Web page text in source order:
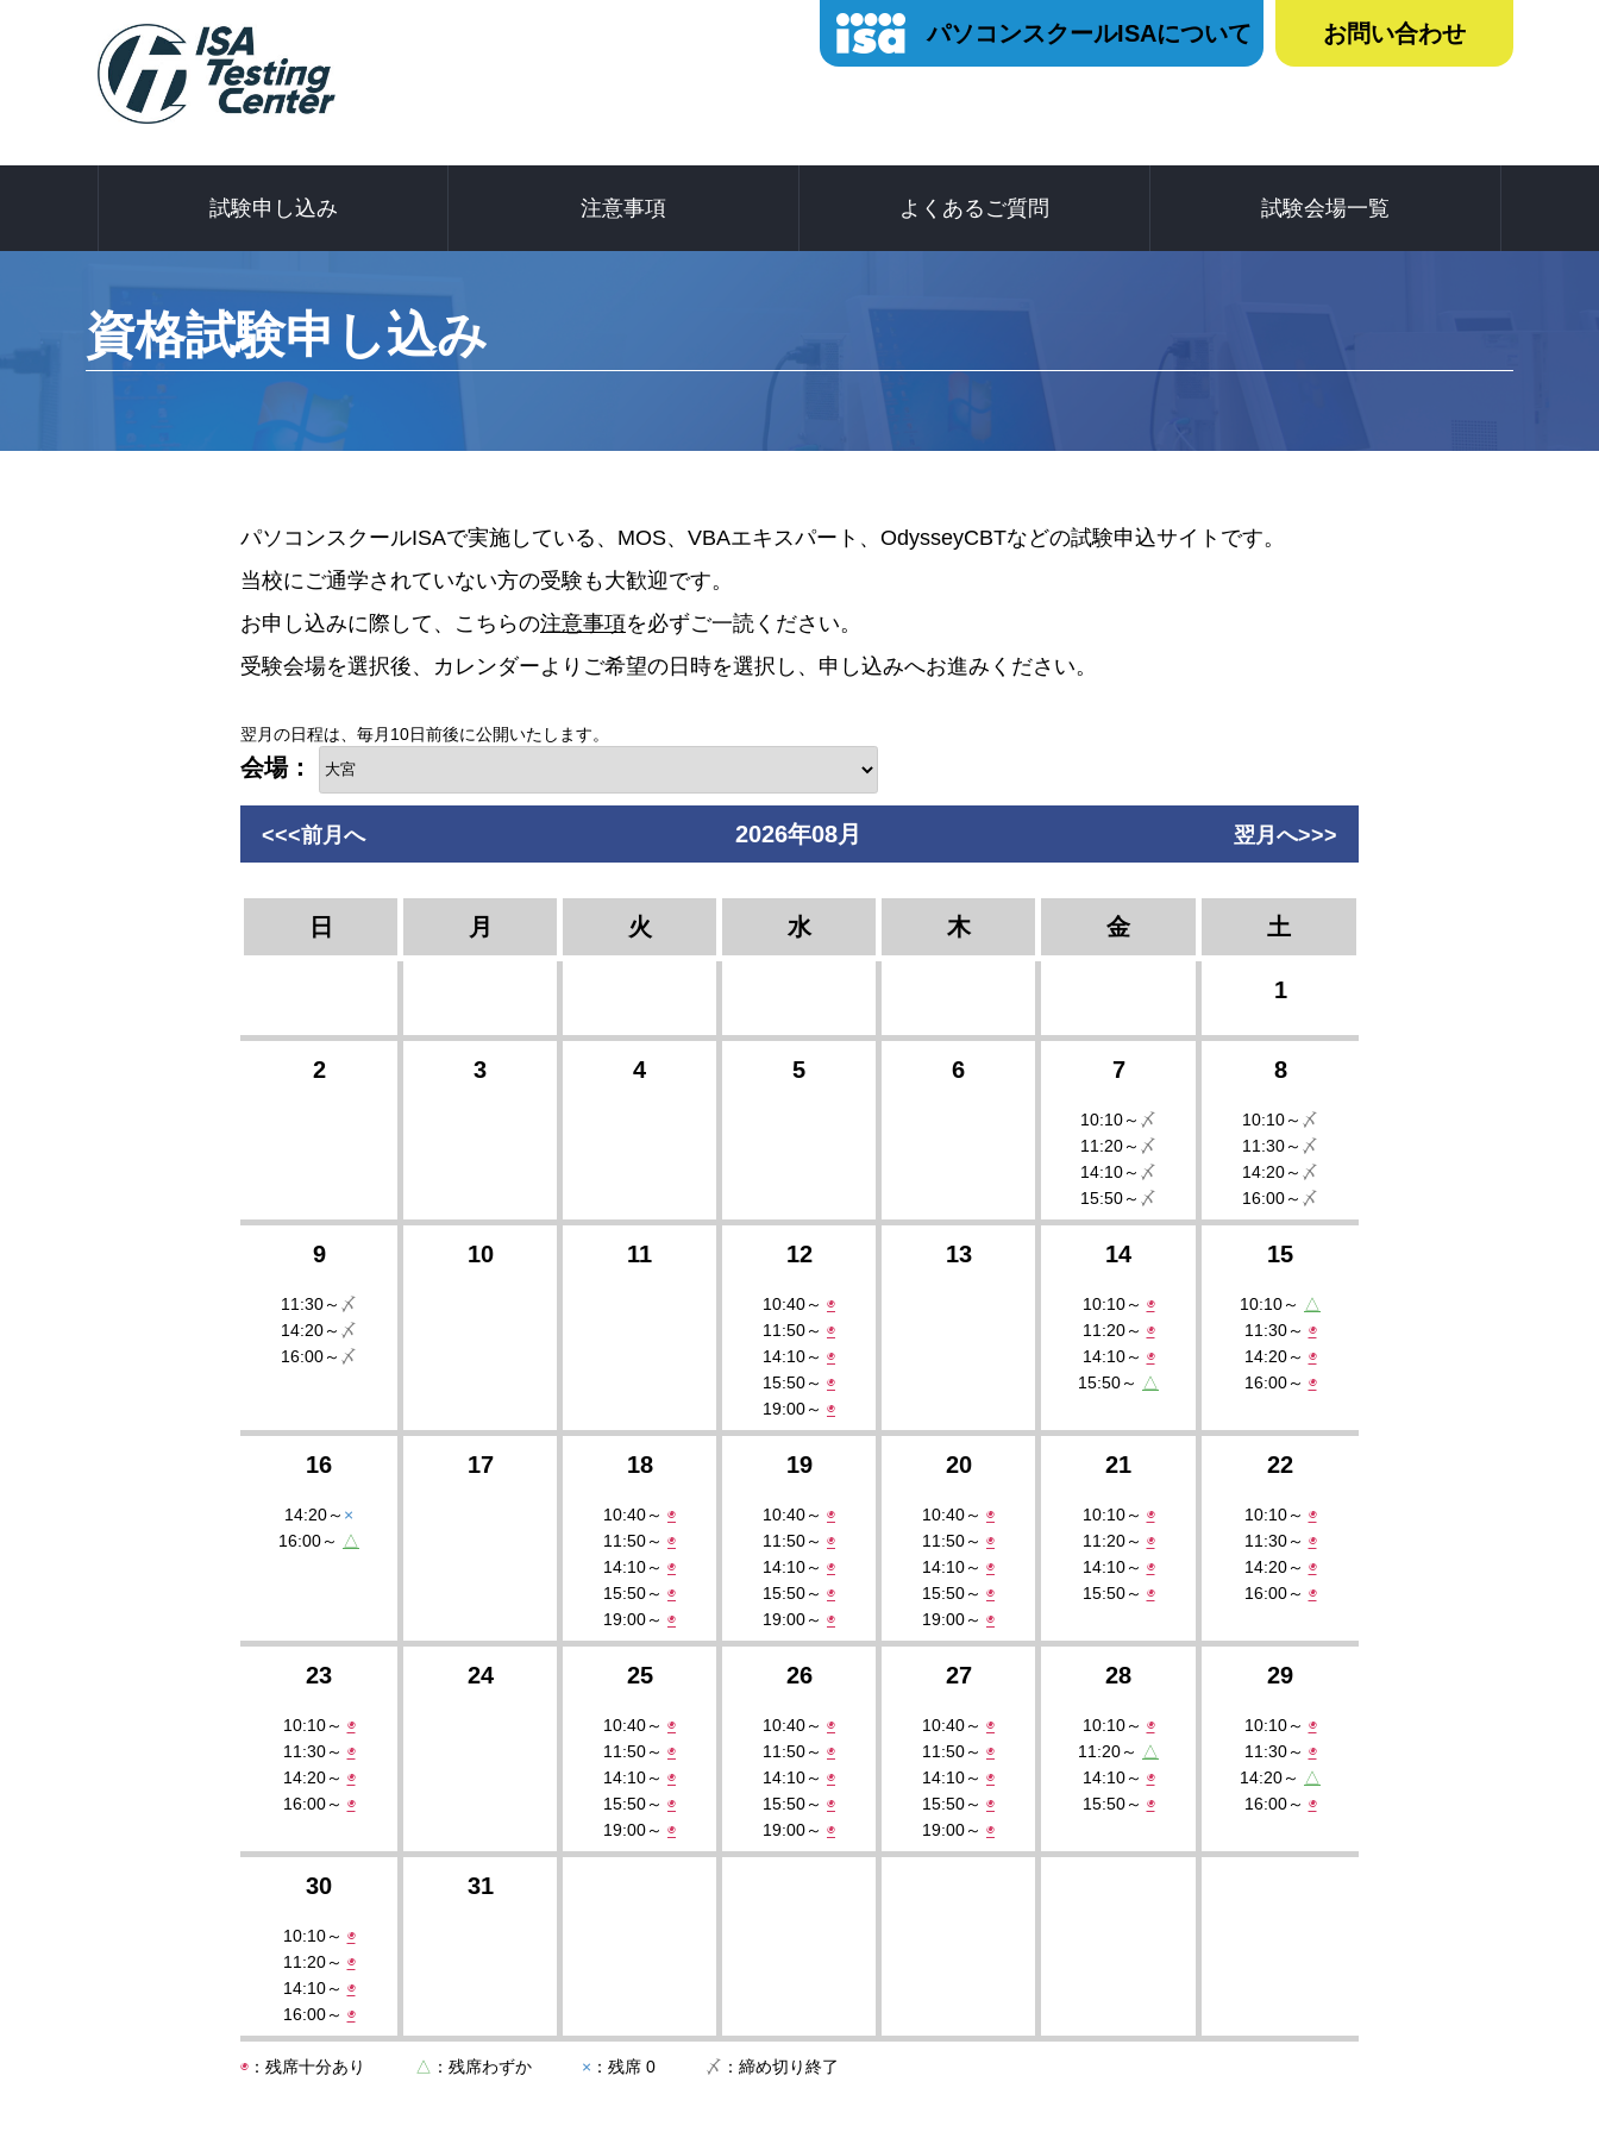
パソコンスクールISAについて お問い合わせ
試験申し込み 注意事項 よくあるご質問 試験会場一覧
資格試験申し込み
パソコンスクールISAで実施している、MOS、VBAエキスパート、OdysseyCBTなどの試験申込サイトです。
当校にご通学されていない方の受験も大歓迎です。
お申し込みに際して、こちらの注意事項を必ずご一読ください。
受験会場を選択後、カレンダーよりご希望の日時を選択し、申し込みへお進みください。
翌月の日程は、毎月10日前後に公開いたします。
会場：
<<<前月へ 2026年08月 翌月へ>>>
日 月 火 水 木 金 土
1
2 3 4 5 6 7 8
10:10～ 〆
11:20～ 〆
14:10～ 〆
15:50～ 〆
10:10～ 〆
11:30～ 〆
14:20～ 〆
16:00～ 〆
9 10 11 12 13 14 15
11:30～ 〆
14:20～ 〆
16:00～ 〆
10:40～ ◉
11:50～ ◉
14:10～ ◉
15:50～ ◉
19:00～ ◉
10:10～ ◉
11:20～ ◉
14:10～ ◉
15:50～ △
10:10～ △
11:30～ ◉
14:20～ ◉
16:00～ ◉
16 17 18 19 20 21 22
14:20～ ×
16:00～ △
10:40～ ◉
11:50～ ◉
14:10～ ◉
15:50～ ◉
19:00～ ◉
10:40～ ◉
11:50～ ◉
14:10～ ◉
15:50～ ◉
19:00～ ◉
10:40～ ◉
11:50～ ◉
14:10～ ◉
15:50～ ◉
19:00～ ◉
10:10～ ◉
11:20～ ◉
14:10～ ◉
15:50～ ◉
10:10～ ◉
11:30～ ◉
14:20～ ◉
16:00～ ◉
23 24 25 26 27 28 29
10:10～ ◉
11:30～ ◉
14:20～ ◉
16:00～ ◉
10:40～ ◉
11:50～ ◉
14:10～ ◉
15:50～ ◉
19:00～ ◉
10:40～ ◉
11:50～ ◉
14:10～ ◉
15:50～ ◉
19:00～ ◉
10:40～ ◉
11:50～ ◉
14:10～ ◉
15:50～ ◉
19:00～ ◉
10:10～ ◉
11:20～ △
14:10～ ◉
15:50～ ◉
10:10～ ◉
11:30～ ◉
14:20～ △
16:00～ ◉
30 31
10:10～ ◉
11:20～ ◉
14:10～ ◉
16:00～ ◉
◉ ：残席十分あり △ ：残席わずか × ：残席 0 〆 ：締め切り終了